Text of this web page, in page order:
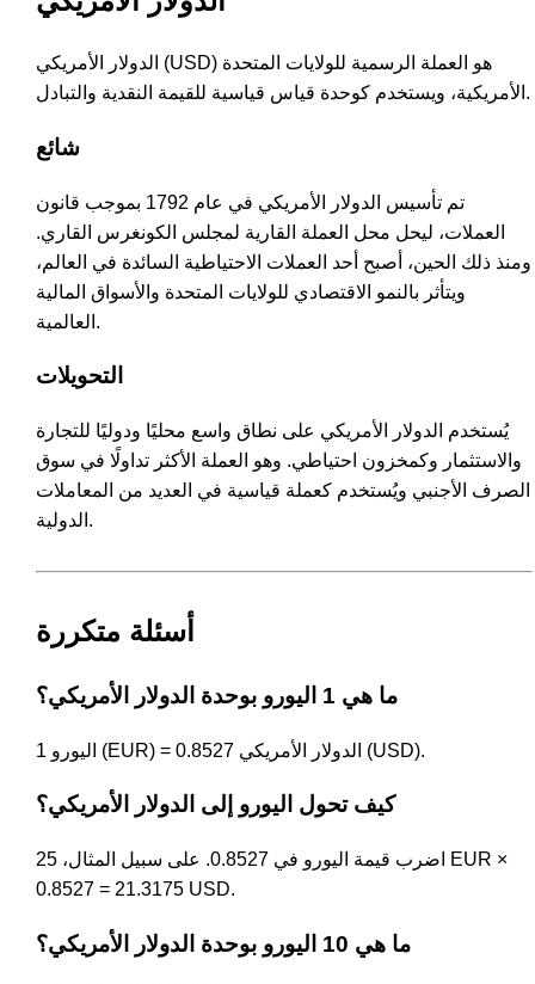
الدولار الأمريكي (USD) هو العملة الرسمية للولايات المتحدة
الأمريكية، ويستخدم كوحدة قياس قياسية للقيمة النقدية والتبادل.
شائع
تم تأسيس الدولار الأمريكي في عام 1792 بموجب قانون
العملات، ليحل محل العملة القارية لمجلس الكونغرس القاري.
ومنذ ذلك الحين، أصبح أحد العملات الاحتياطية السائدة في العالم،
ويتأثر بالنمو الاقتصادي للولايات المتحدة والأسواق المالية
العالمية.
التحويلات
يُستخدم الدولار الأمريكي على نطاق واسع محليًا ودوليًا للتجارة
والاستثمار وكمخزون احتياطي. وهو العملة الأكثر تداولًا في سوق
الصرف الأجنبي ويُستخدم كعملة قياسية في العديد من المعاملات
الدولية.
أسئلة متكررة
ما هي 1 اليورو بوحدة الدولار الأمريكي؟
1 اليورو (EUR) = 0.8527 الدولار الأمريكي (USD).
كيف تحول اليورو إلى الدولار الأمريكي؟
اضرب قيمة اليورو في 0.8527. على سبيل المثال، 25 EUR ×
0.8527 = 21.3175 USD.
ما هي 10 اليورو بوحدة الدولار الأمريكي؟